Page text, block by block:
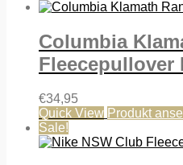
Columbia
Fleecepullover
€34,95
Quick View Produkt
Sale!